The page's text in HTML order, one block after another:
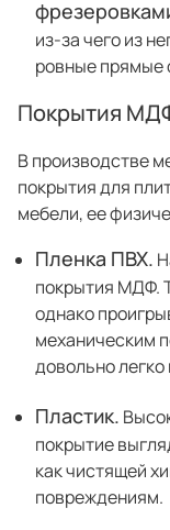
из-за чего из
ровные прямые
Покрытия
В производстве
покрытия для
мебели, ее
Пленка ПВХ.
покрытия МДФ.
однако
механическим
довольно
Пластик.
покрытие
как чистящей
повреждениям.